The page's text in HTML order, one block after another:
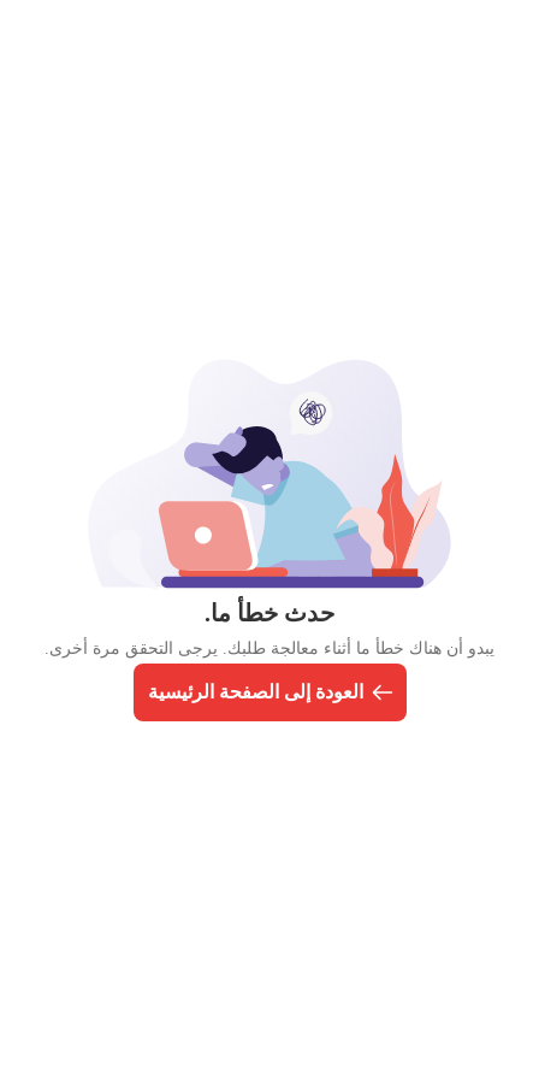
حدث خطأ ما.
يبدو أن هناك خطأ ما أثناء معالجة طلبك. يرجى التحقق مرة أخرى.
العودة إلى الصفحة الرئيسية